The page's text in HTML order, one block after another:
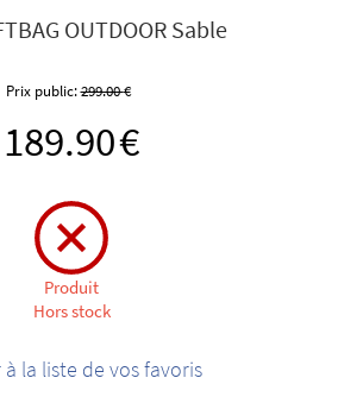
OUTDOOR Sable
Prix public:299.00€
189.90€
Produit
Hors stock
la liste de vos favoris